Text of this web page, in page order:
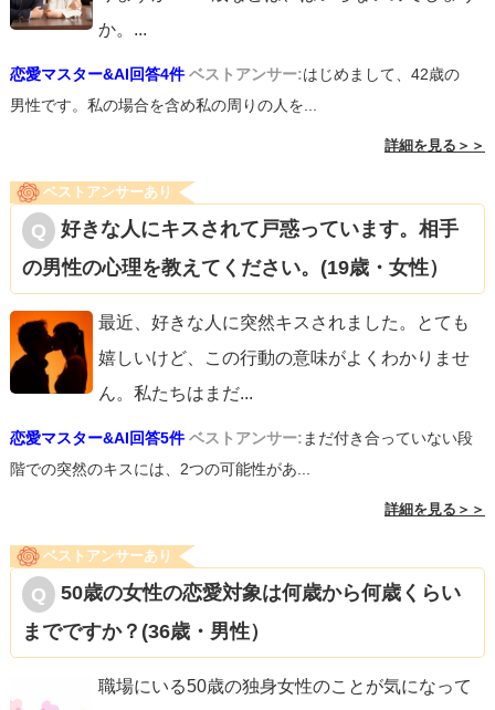
か。 ...
恋愛マスター&AI回答4件 ベストアンサー:はじめまして、42歳の
男性です。私の場合を含め私の周りの人を...
詳細を見る＞＞
ベストアンサーあり
好きな人にキスされて戸惑っています。相手
の男性の心理を教えてください。(19歳・女性）
最近、好きな人に突然キスされました。とても
嬉しいけど、この行動の意味がよくわかりませ
ん。私たちはまだ...
恋愛マスター&AI回答5件 ベストアンサー:まだ付き合っていない段
階での突然のキスには、2つの可能性があ...
詳細を見る＞＞
ベストアンサーあり
50歳の女性の恋愛対象は何歳から何歳くらい
までですか？(36歳・男性）
職場にいる50歳の独身女性のことが気になって